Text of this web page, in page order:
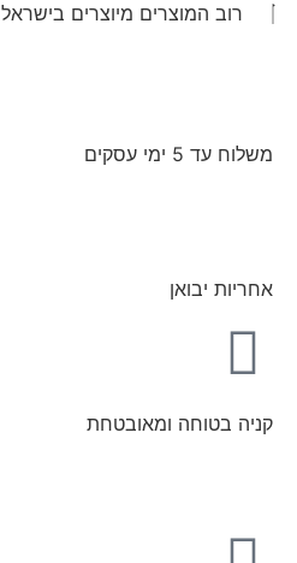
רוב המוצרים מיוצרים בישראל
משלוח עד 5 ימי עסקים
אחריות יבואן
קניה בטוחה ומאובטחת